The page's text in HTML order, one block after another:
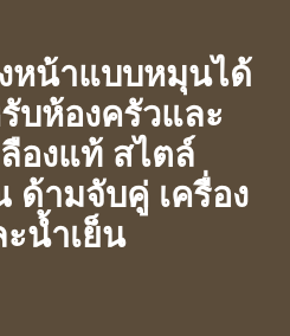
หน้าแบบหมุนได้
บห้องครัวและ
องแท้ สไตล์
ด้ามจับคู่ เครื่อง
น้ำเย็น